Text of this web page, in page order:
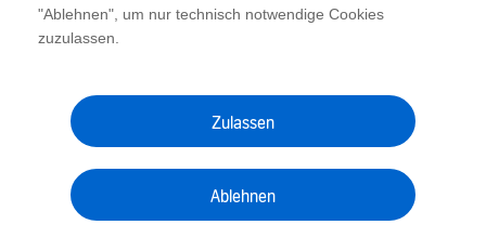
"Ablehnen", um nur technisch notwendige Cookies
zuzulassen.
Zulassen
Ablehnen